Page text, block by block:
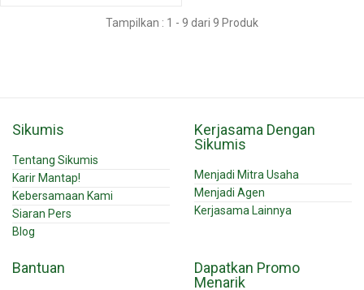
Tampilkan : 1 - 9 dari 9 Produk
Sikumis
Tentang Sikumis
Karir Mantap!
Kebersamaan Kami
Siaran Pers
Blog
Kerjasama Dengan
Sikumis
Menjadi Mitra Usaha
Menjadi Agen
Kerjasama Lainnya
Bantuan
Dapatkan Promo
Menarik